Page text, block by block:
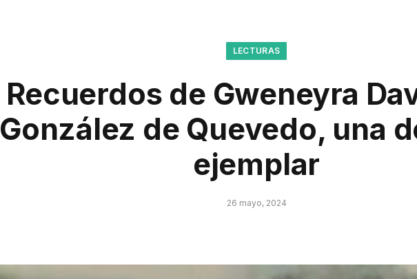
LECTURAS
Recuerdos de Gweneyra
González de Quevedo, una
ejemplar
26 mayo, 2024